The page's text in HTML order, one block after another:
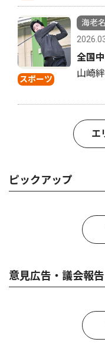
スポーツ
海老
全国
山崎
エ
ピックアップ
意見広告・議会報告